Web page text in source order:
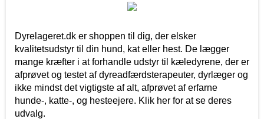
Dyrelageret.dk er shoppen til dig, der elsker
kvalitetsudstyr til din hund, kat eller hest. De lægger
mange kræfter i at forhandle udstyr til kæledyrene, der er
afprøvet og testet af dyreadfærdsterapeuter, dyrlæger og
ikke mindst det vigtigste af alt, afprøvet af erfarne
hunde-, katte-, og hesteejere. Klik her for at se deres
udvalg.